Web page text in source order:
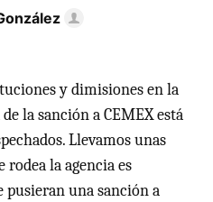
y dimisiones en la
la sanción a CEMEX está
Llevamos unas
rodea la agencia es
pusieran una sanción a